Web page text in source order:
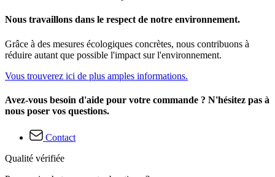
Nous travaillons dans le respect de notre environnement.
Grâce à des mesures écologiques concrètes, nous contribuons à
réduire autant que possible l'impact sur l'environnement.
Vous trouverez ici de plus amples informations.
Avez-vous besoin d'aide pour votre commande ? N'hésitez pas à
nous poser vos questions.
Contact
Qualité vérifiée